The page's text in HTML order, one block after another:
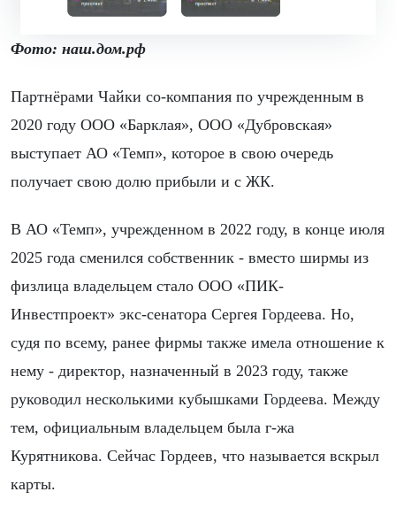
Фото: наш.дом.рф
Партнёрами Чайки со-компания по учрежденным в
2020 году ООО «Барклая», ООО «Дубровская»
выступает АО «Темп», которое в свою очередь
получает свою долю прибыли и с ЖК.
В АО «Темп», учрежденном в 2022 году, в конце июля
2025 года сменился собственник - вместо ширмы из
физлица владельцем стало ООО «ПИК-
Инвестпроект» экс-сенатора Сергея Гордеева. Но,
судя по всему, ранее фирмы также имела отношение к
нему - директор, назначенный в 2023 году, также
руководил несколькими кубышками Гордеева. Между
тем, официальным владельцем была г-жа
Курятникова. Сейчас Гордеев, что называется вскрыл
карты.